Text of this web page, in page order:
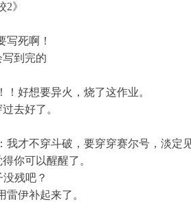
》
写死啊！
到完的
好想要异火，烧了这作业。
去好了。
我才不穿斗破，要穿穿赛尔号，淡定
你可以醒醒了。
残吧？
伊补起来了。